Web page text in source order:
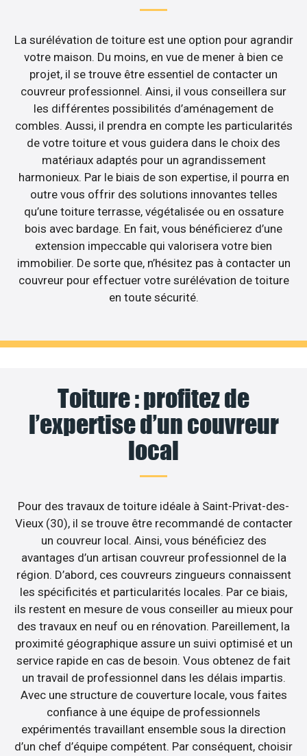
La surélévation de toiture est une option pour agrandir
votre maison. Du moins, en vue de mener à bien ce
projet, il se trouve être essentiel de contacter un
couvreur professionnel. Ainsi, il vous conseillera sur
les différentes possibilités d’aménagement de
combles. Aussi, il prendra en compte les particularités
de votre toiture et vous guidera dans le choix des
matériaux adaptés pour un agrandissement
harmonieux. Par le biais de son expertise, il pourra en
outre vous offrir des solutions innovantes telles
qu’une toiture terrasse, végétalisée ou en ossature
bois avec bardage. En fait, vous bénéficierez d’une
extension impeccable qui valorisera votre bien
immobilier. De sorte que, n’hésitez pas à contacter un
couvreur pour effectuer votre surélévation de toiture
en toute sécurité.
Toiture : profitez de
l’expertise d’un couvreur
local
Pour des travaux de toiture idéale à Saint-Privat-des-
Vieux (30), il se trouve être recommandé de contacter
un couvreur local. Ainsi, vous bénéficiez des
avantages d’un artisan couvreur professionnel de la
région. D’abord, ces couvreurs zingueurs connaissent
les spécificités et particularités locales. Par ce biais,
ils restent en mesure de vous conseiller au mieux pour
des travaux en neuf ou en rénovation. Pareillement, la
proximité géographique assure un suivi optimisé et un
service rapide en cas de besoin. Vous obtenez de fait
un travail de professionnel dans les délais impartis.
Avec une structure de couverture locale, vous faites
confiance à une équipe de professionnels
expérimentés travaillant ensemble sous la direction
d’un chef d’équipe compétent. Par conséquent, choisir